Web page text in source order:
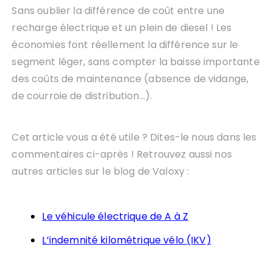
Sans oublier la différence de coût entre une
recharge électrique et un plein de diesel ! Les
économies font réellement la différence sur le
segment léger, sans compter la baisse importante
des coûts de maintenance (absence de vidange,
de courroie de distribution…).
Cet article vous a été utile ? Dites-le nous dans les
commentaires ci-après ! Retrouvez aussi nos
autres articles sur le blog de Valoxy :
Le véhicule électrique de A à Z
L’indemnité kilométrique vélo (IKV)